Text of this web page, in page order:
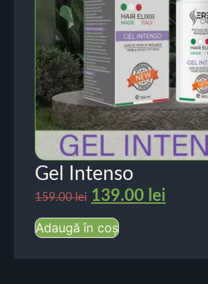
Gel Intenso
159.00lei 139.00 lei
Adaugă în coș